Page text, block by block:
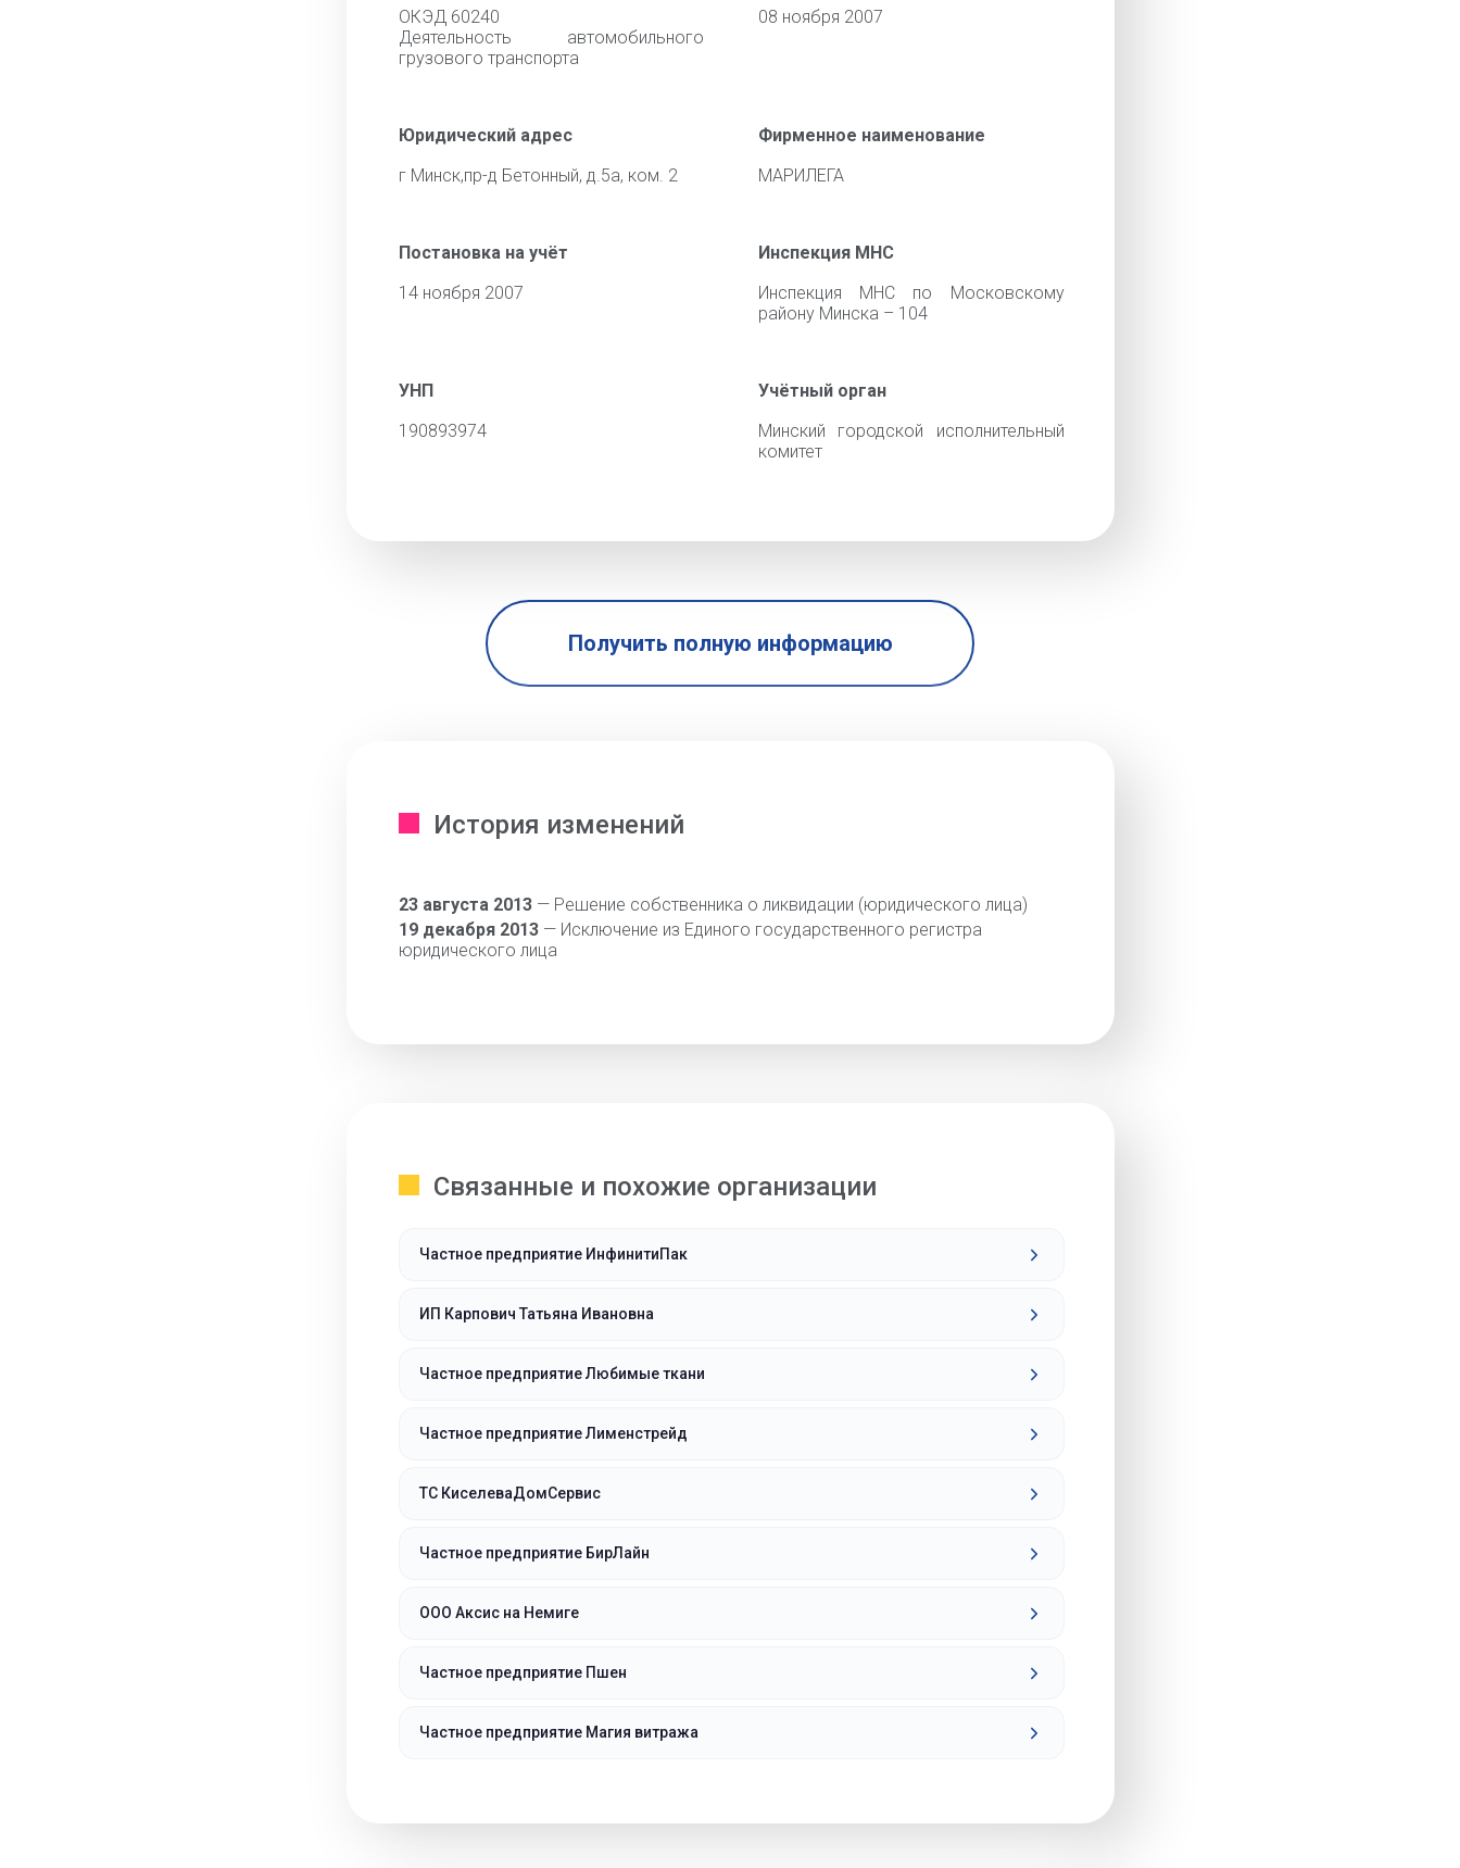
ОКЭД 60240
Деятельность автомобильного
грузового транспорта
08 ноября 2007
Юридический адрес
г Минск,пр-д Бетонный, д.5а, ком. 2
Фирменное наименование
МАРИЛЕГА
Постановка на учёт
14 ноября 2007
Инспекция МНС
Инспекция МНС по Московскому
району Минска – 104
УНП
190893974
Учётный орган
Минский городской исполнительный
комитет
Получить полную информацию
История изменений
23 августа 2013— Решение собственника о ликвидации (юридического лица)
19 декабря 2013— Исключение из Единого государственного регистра
юридического лица
Связанные и похожие организации
Частное предприятие ИнфинитиПак
ИП Карпович Татьяна Ивановна
Частное предприятие Любимые ткани
Частное предприятие Лименстрейд
ТС КиселеваДомСервис
Частное предприятие БирЛайн
ООО Аксис на Немиге
Частное предприятие Пшен
Частное предприятие Магия витража